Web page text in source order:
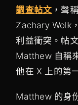
調查帖文 ，聲
Zachary Wolk
利益衝突。帖
Matthew 自稱
他在 X 上的第
Matthew 的身